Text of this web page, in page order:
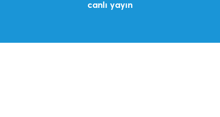
canlı yayın